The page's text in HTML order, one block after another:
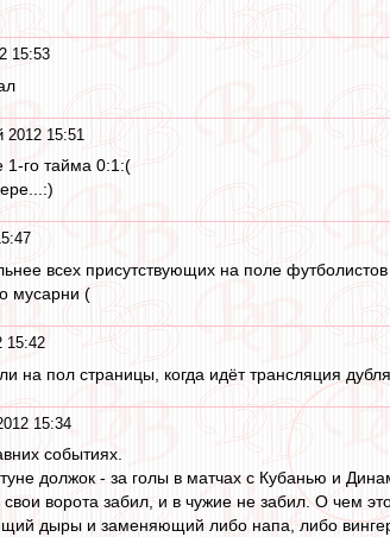
15:53
2012 15:51
1-го тайма 0:1:(
всех присутствующих на поле футболистов
мусарни (
15:42
на пол страницы, когда идёт трансляция
15:34
событиях.
должок - за голы в матчах с Кубанью и
ворота забил, и в чужие не забил. О чем
дыры и заменяющий либо напа, либо